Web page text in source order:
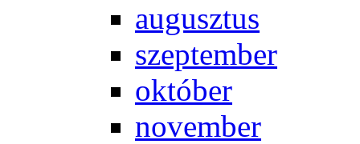
au­gusz­tus
szep­tem­ber
ok­tó­ber
no­vem­ber